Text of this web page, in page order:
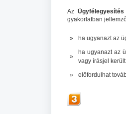
AzÜgyfélegyesítés
gyakorlatban
» ha ugyanazt az
»
ha ugyanazt az
vagy írásjel
»
előfordulhat